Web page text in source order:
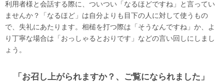
利用者様と会話する際に、ついつい「なるほどですね」と言ってい
ませんか？「なるほど」は自分よりも目下の人に対して使うもの
で、失礼にあたります。相槌を打つ際は「そうなんですね」か、よ
り丁寧な場合は「おっしゃるとおりです」などの言い回しにしまし
ょう。
「お召し上がられますか？、ご覧になられました」